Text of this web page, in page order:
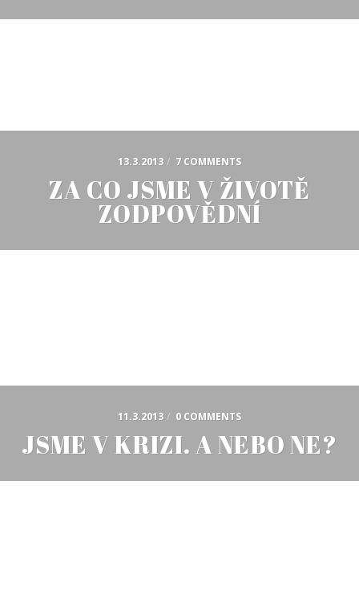
13.3.2013 / 7 COMMENTS
ZA CO JSME V ŽIVOTĚ
ZODPOVĚDNÍ
11.3.2013 / 0 COMMENTS
JSME V KRIZI. A NEBO NE?